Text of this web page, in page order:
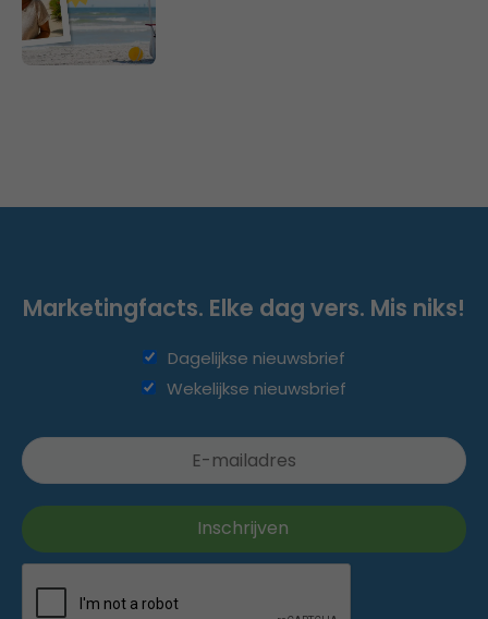
Marketingfacts. Elke dag vers. Mis niks!
Dagelijkse nieuwsbrief
Wekelijkse nieuwsbrief